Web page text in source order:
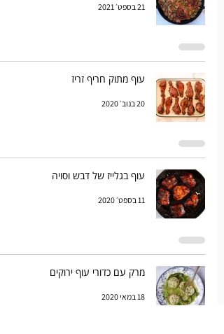
21 בספט׳ 2021
עוף מתוק חריף זריז
20 בנוב׳ 2020
עוף בגלייז של דבש וסויה
11 בספט׳ 2020
מרק עם כדורי עוף ירוקים
18 במאי 2020